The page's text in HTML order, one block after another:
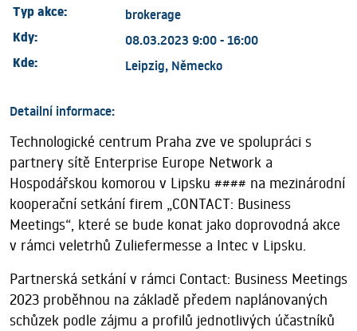
Typ akce: brokerage
Kdy: 08.03.2023 9:00 - 16:00
Kde: Leipzig, Německo
Detailní informace:
Technologické centrum Praha zve ve spolupráci s
partnery sítě Enterprise Europe Network a
Hospodářskou komorou v Lipsku #### na mezinárodní
kooperační setkání firem „CONTACT: Business
Meetings“, které se bude konat jako doprovodná akce
v rámci veletrhů Zuliefermesse a Intec v Lipsku.
Partnerská setkání v rámci Contact: Business Meetings
2023 proběhnou na základě předem naplánovaných
schůzek podle zájmu a profilů jednotlivých účastníků